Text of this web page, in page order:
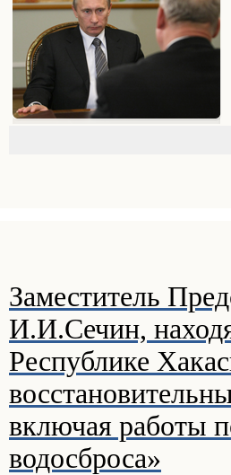
Заместитель
И.И.Сечин,
Республике
включая работы
водосброса»